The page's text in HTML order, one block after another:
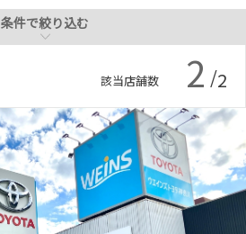
法人のお客様
事故・故障受付センター
[受付]24時間,365日対応
0800-080-5365
条件で絞り込む
該当店舗数 2 /2
条件で絞り込む